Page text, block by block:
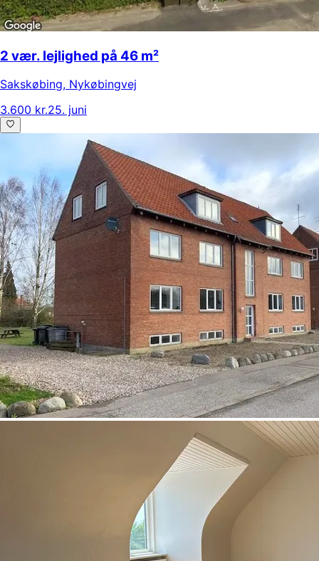
2 vær. lejlighed på 46 m²
Sakskøbing, Nykøbingvej
3.600 kr.25. juni